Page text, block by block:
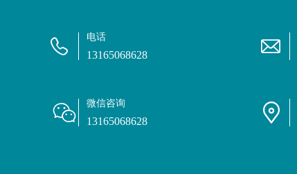
电话
13165068628
微信咨询
13165068628